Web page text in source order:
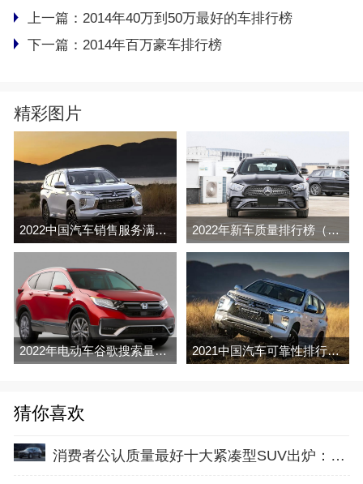
上一篇： 2014年40万到50万最好的车排行榜
下一篇： 2014年百万豪车排行榜
精彩图片
2022中国汽车销售服务满意度排行榜(J.D.Power 2022年新车质量排行榜（J.D.Power
2022年电动车谷歌搜索量排行榜（partcatalog 2021中国汽车可靠性排行榜（J. D. Power）
猜你喜欢
消费者公认质量最好十大紧凑型SUV出炉：奇骏、H6入围